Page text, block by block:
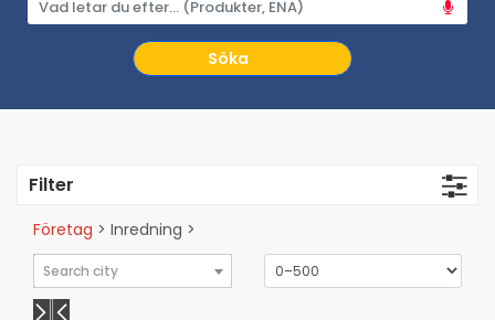
Filter
Företag > Inredning >
Search city